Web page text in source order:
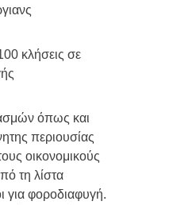
κλήσεις σε
όπως και
περιουσίας
οικονομικούς
τη λίστα
για φοροδιαφυγή.